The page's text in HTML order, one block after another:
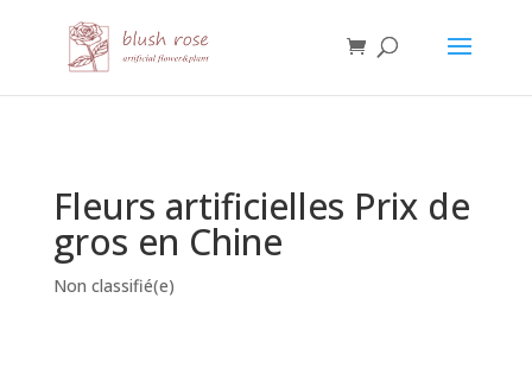
Fleurs artificielles Prix de
gros en Chine
Non classifié(e)